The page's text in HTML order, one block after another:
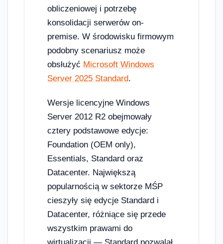
obliczeniowej i potrzebę
konsolidacji serwerów on-
premise. W środowisku firmowym
podobny scenariusz może
obsłużyć Microsoft Windows
Server 2025 Standard.
Wersje licencyjne Windows
Server 2012 R2 obejmowały
cztery podstawowe edycje:
Foundation (OEM only),
Essentials, Standard oraz
Datacenter. Największą
popularnością w sektorze MŚP
cieszyły się edycje Standard i
Datacenter, różniące się przede
wszystkim prawami do